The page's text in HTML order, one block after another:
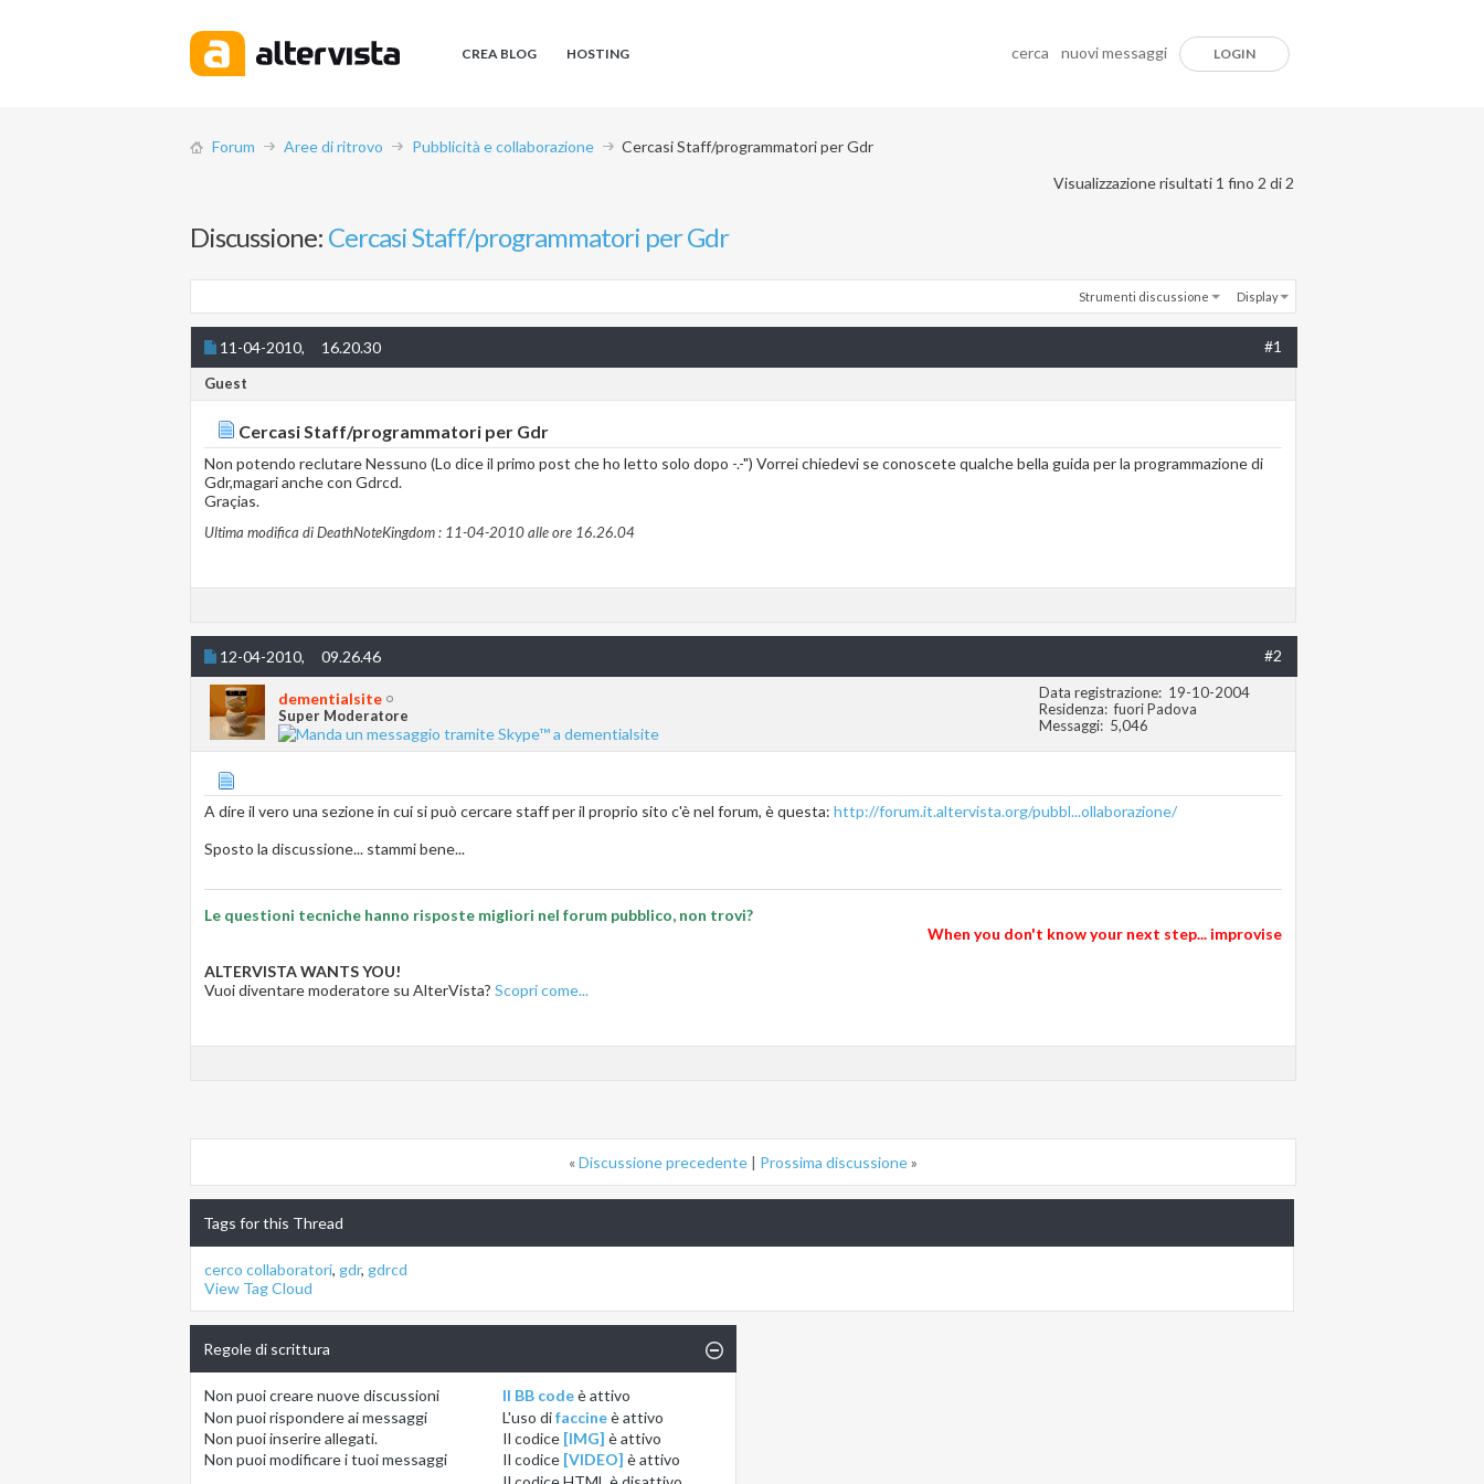
CREA BLOG HOSTING cerca nuovi messaggi LOGIN
Forum Aree di ritrovo Pubblicità e collaborazione
Cercasi Staff/programmatori per Gdr
Visualizzazione risultati 1 fino 2 di 2
Discussione: Cercasi Staff/programmatori per Gdr
Strumenti discussione Display
11-04-2010, 16.20.30 #1
Guest
Cercasi Staff/programmatori per Gdr
Non potendo reclutare Nessuno (Lo dice il primo post che ho letto solo dopo -.-") Vorrei chiedevi se conoscete qualche bella guida per la programmazione di
Gdr,magari anche con Gdrcd.
Graçias.
Ultima modifica di DeathNoteKingdom : 11-04-2010 alle ore 16.26.04
12-04-2010, 09.26.46 #2
dementialsite
Super Moderatore
Data registrazione
19-10-2004
Residenza
fuori Padova
Messaggi
5,046
A dire il vero una sezione in cui si può cercare staff per il proprio sito c'è nel forum, è questa: http://forum.it.altervista.org/pubbl...ollaborazione/
Sposto la discussione... stammi bene...
Le questioni tecniche hanno risposte migliori nel forum pubblico, non trovi?
When you don't know your next step... improvise
ALTERVISTA WANTS YOU!
Vuoi diventare moderatore su AlterVista? Scopri come...
«Discussione precedente | Prossima discussione»
Tags for this Thread
cerco collaboratori, gdr, gdrcd
View Tag Cloud
Regole di scrittura
Non puoicreare nuove discussioni
Non puoirispondere ai messaggi
Non puoiinserire allegati.
Non puoimodificare i tuoi messaggi
Il BB codeèattivo
L'uso difaccineèattivo
Il codice [IMG] èattivo
Il codice [VIDEO] èattivo